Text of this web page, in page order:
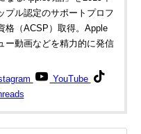
プル認定のサポートプロフ
格（ACSP）取得。Apple
ー動画などを精力的に発信
YouTube